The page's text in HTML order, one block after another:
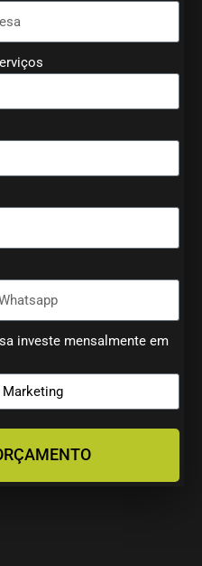
investe mensalmente em